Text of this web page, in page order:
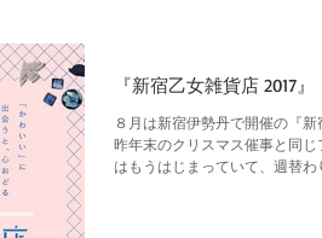
『新宿乙女雑貨店 2017』
８月は新宿伊勢丹で開催の『新
昨年末のクリスマス催事と同じ
はもうはじまっていて、週替わ